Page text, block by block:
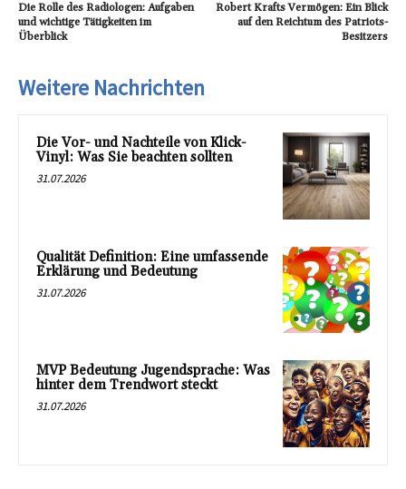
Die Rolle des Radiologen: Aufgaben
und wichtige Tätigkeiten im
Überblick
Robert Krafts Vermögen: Ein Blick
auf den Reichtum des Patriots-
Besitzers
Weitere Nachrichten
Die Vor- und Nachteile von Klick-
Vinyl: Was Sie beachten sollten
31.07.2026
Qualität Definition: Eine umfassende
Erklärung und Bedeutung
31.07.2026
MVP Bedeutung Jugendsprache: Was
hinter dem Trendwort steckt
31.07.2026